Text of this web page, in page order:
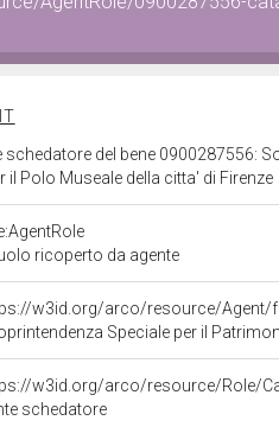
IT
schedatore del bene 0900287556:
il Polo Museale della citta' di Firenze
ricoperto da agente
w3id.org/arco/resource/Agent/
Speciale per il
w3id.org/arco/resource/Role/
schedatore